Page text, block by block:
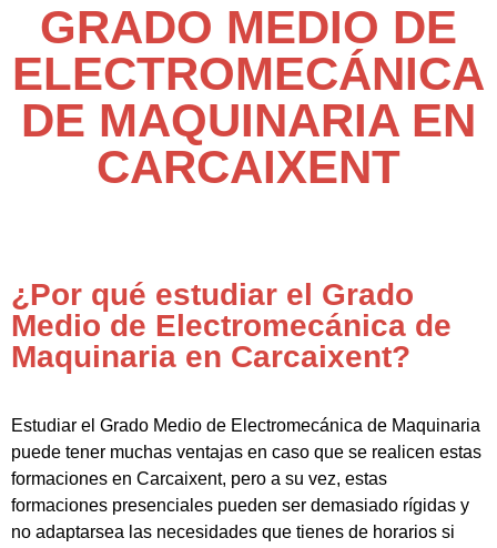
GRADO MEDIO DE
ELECTROMECÁNICA
DE MAQUINARIA EN
CARCAIXENT
¿Por qué estudiar el Grado
Medio de Electromecánica de
Maquinaria en Carcaixent?
Estudiar el Grado Medio de Electromecánica de Maquinaria
puede tener muchas ventajas en caso que se realicen estas
formaciones en Carcaixent, pero a su vez, estas
formaciones presenciales pueden ser demasiado rígidas y
no adaptarsea las necesidades que tienes de horarios si